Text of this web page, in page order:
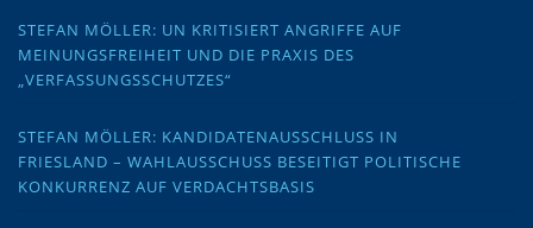
STEFAN MÖLLER: UN KRITISIERT ANGRIFFE AUF
MEINUNGSFREIHEIT UND DIE PRAXIS DES
„VERFASSUNGSSCHUTZES“
STEFAN MÖLLER: KANDIDATENAUSSCHLUSS IN
FRIESLAND – WAHLAUSSCHUSS BESEITIGT POLITISCHE
KONKURRENZ AUF VERDACHTSBASIS